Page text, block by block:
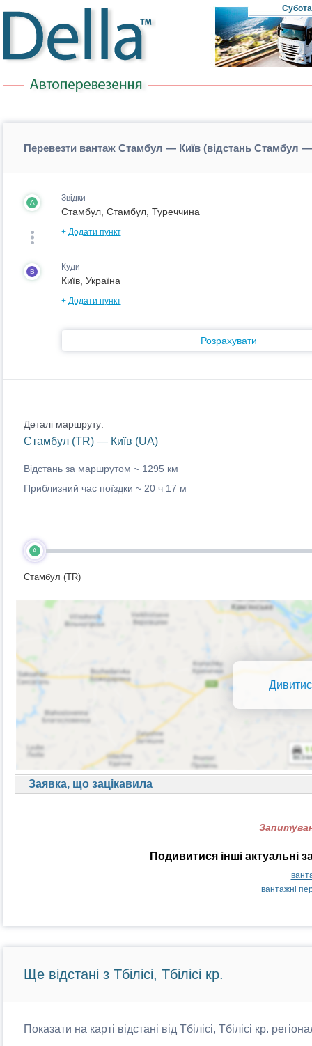
Субота
Перевезти вантаж Стамбул — Київ (відстань Стамбул —
A Звідки
+ Додати пункт
B Куди
+ Додати пункт
Розрахувати
Деталі маршруту:
Стамбул (TR) — Київ (UA)
Відстань за маршрутом ~ 1295 км
Приблизний час поїздки ~ 20 ч 17 м
A
Стамбул (TR)
Заявка, що зацікавила
Подивитися інші актуальні
вантажні
Ще відстані з Тбілісі, Тбілісі кр.
Показати на карті відстані від Тбілісі, Тбілісі кр.